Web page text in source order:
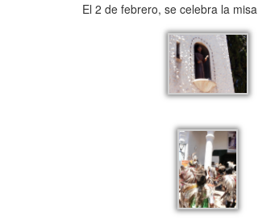
El 2 de febrero, se celebra la